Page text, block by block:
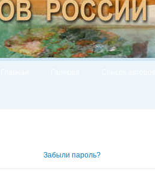
Забыли пароль?